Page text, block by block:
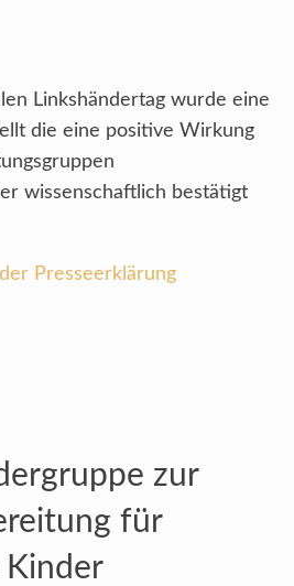
Linkshändertag wurde eine
die eine positive Wirkung
wissenschaftlich bestätigt
Presseerklärung
zur
für
Kinder